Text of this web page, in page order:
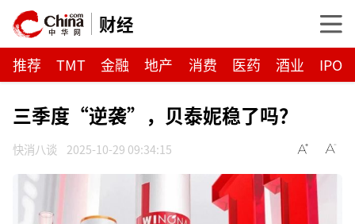
财经
推荐 TMT 金融 地产 消费 医药 酒业 IPO
三季度“逆袭”，贝泰妮稳了吗？
快消八谈 2025-10-29 09:34:15